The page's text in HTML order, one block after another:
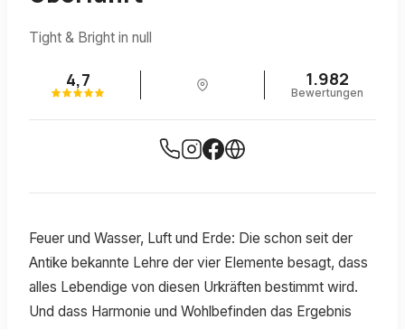
Tight & Bright in null
4,7 1.982
Bewertungen
Feuer und Wasser, Luft und Erde: Die schon seit der
Antike bekannte Lehre der vier Elemente besagt, dass
alles Lebendige von diesen Urkräften bestimmt wird.
Und dass Harmonie und Wohlbefinden das Ergebnis